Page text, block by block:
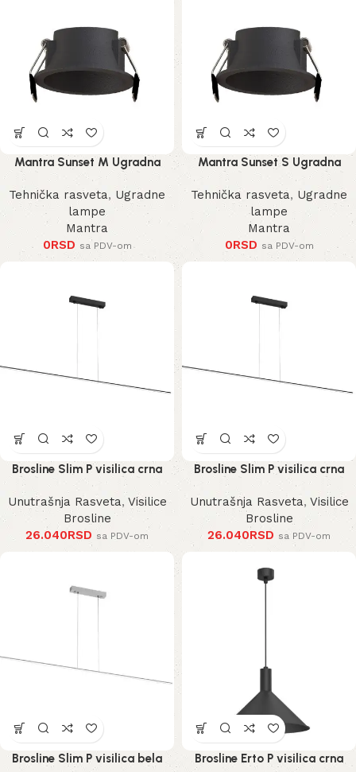
Mantra Sunset M Ugradna
Lampa
Tehnička rasveta, Ugradne
lampe
Mantra
0RSD sa PDV-om
Mantra Sunset S Ugradna
Lampa
Tehnička rasveta, Ugradne
lampe
Mantra
0RSD sa PDV-om
Brosline Slim P visilica crna
Unutrašnja Rasveta, Visilice
Brosline
26.040RSD sa PDV-om
Brosline Slim P visilica crna
Unutrašnja Rasveta, Visilice
Brosline
26.040RSD sa PDV-om
Brosline Slim P visilica bela Brosline Erto P visilica crna